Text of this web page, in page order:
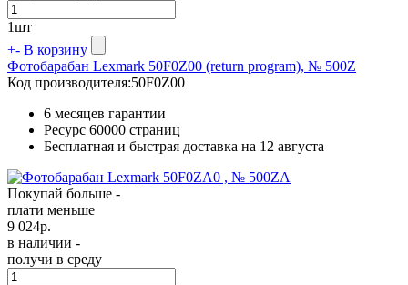
1шт
+- В корзину
Фотобарабан Lexmark 50F0Z00 (return program), № 500Z
Код производителя:50F0Z00
6 месяцев гарантии
Ресурс 60000 страниц
Бесплатная и быстрая доставка на 12 августа
Покупай больше -
плати меньше
9 024р.
в наличии -
получи в среду